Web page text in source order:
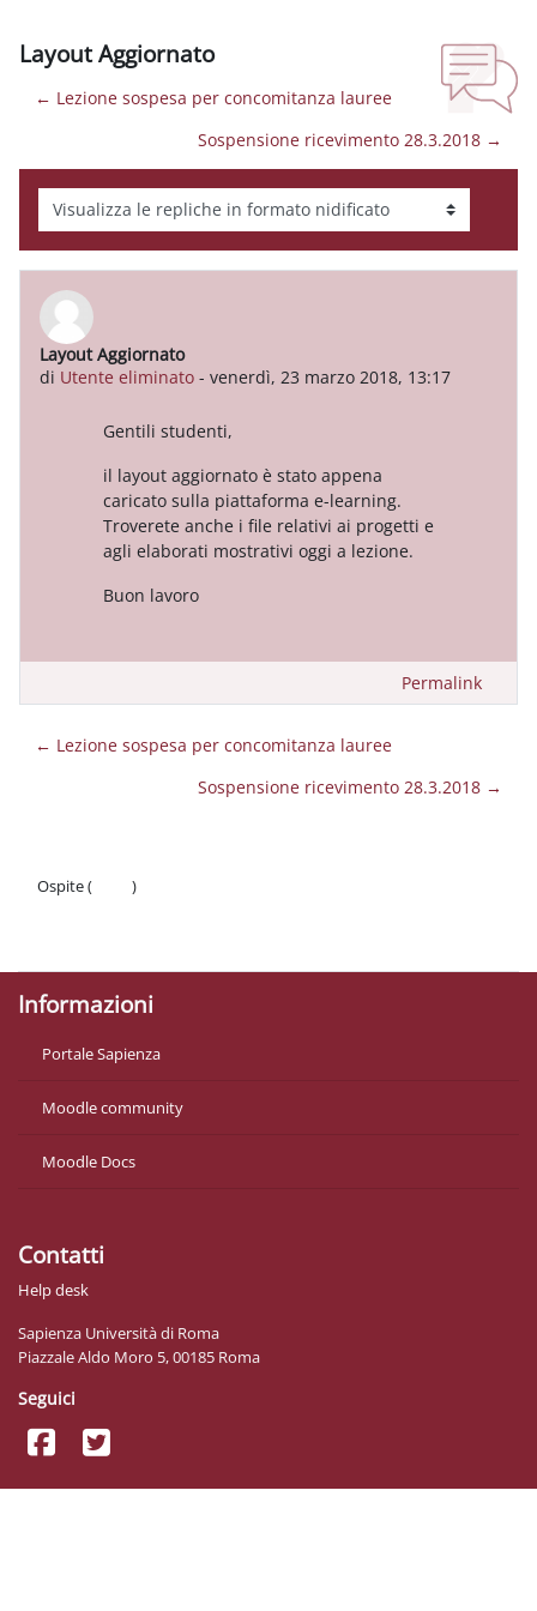
Layout Aggiornato
← Lezione sospesa per concomitanza lauree
Sospensione ricevimento 28.3.2018 →
Modalità visualizzazione
Layout Aggiornato
di Utente eliminato - venerdì, 23 marzo 2018, 13:17
Numero di risposte: 0
Gentili studenti,
il layout aggiornato è stato appena
caricato sulla piattaforma e-learning.
Troverete anche i file relativi ai progetti e
agli elaborati mostrativi oggi a lezione.
Buon lavoro
Permalink
← Lezione sospesa per concomitanza lauree
Sospensione ricevimento 28.3.2018 →
Ospite (
)
Informazioni
Portale Sapienza
Moodle community
Moodle Docs
Contatti
Help desk
Sapienza Università di Roma
Piazzale Aldo Moro 5, 00185 Roma
Seguici